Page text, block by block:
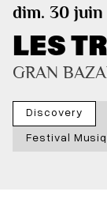
dim. 30 juin
LES
GRAN
Discovery
Festival